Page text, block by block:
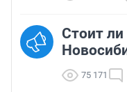
Стоит
75 171